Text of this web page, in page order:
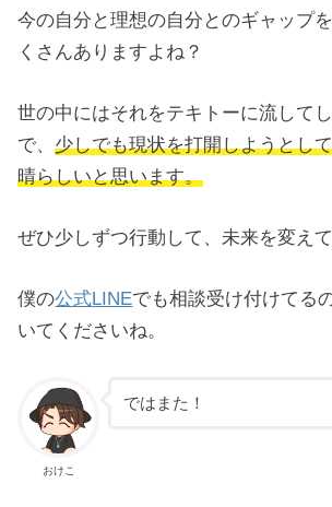
今の自分と理想の自分とのギャップ
くさんありますよね？
世の中にはそれをテキトーに流して
で、少しでも現状を打開しようとし
晴らしいと思います。
ぜひ少しずつ行動して、未来を変え
僕の公式LINEでも相談受け付けてる
いてくださいね。
おけこ
ではまた！